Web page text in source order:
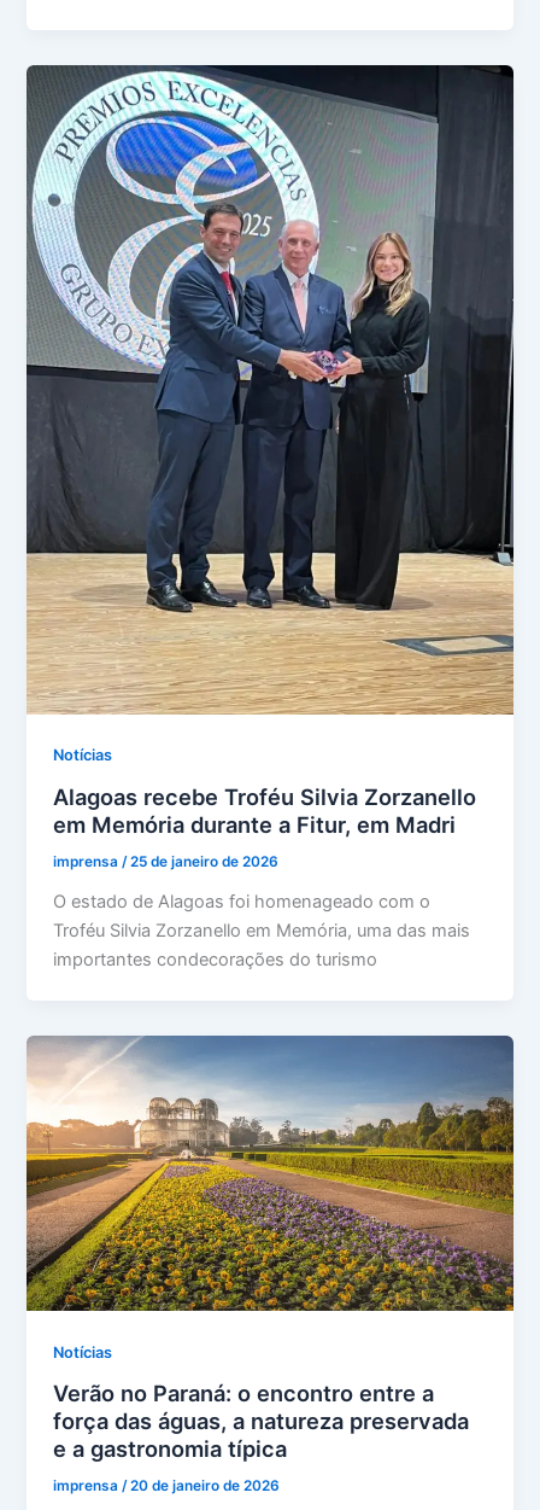
Notícias
Alagoas recebe Troféu Silvia Zorzanello
em Memória durante a Fitur, em Madri
imprensa/25 de janeiro de 2026
O estado de Alagoas foi homenageado com o
Troféu Silvia Zorzanello em Memória, uma das mais
importantes condecorações do turismo
Notícias
Verão no Paraná: o encontro entre a
força das águas, a natureza preservada
e a gastronomia típica
imprensa/20 de janeiro de 2026